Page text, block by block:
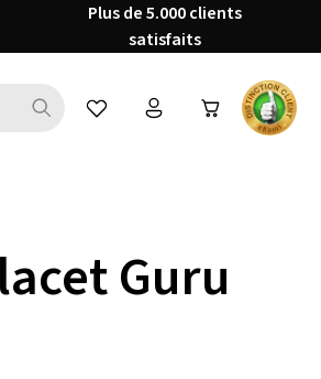
Plus de 5.000 clients
satisfaits
Vous avez 0 articles dans votre
Guru